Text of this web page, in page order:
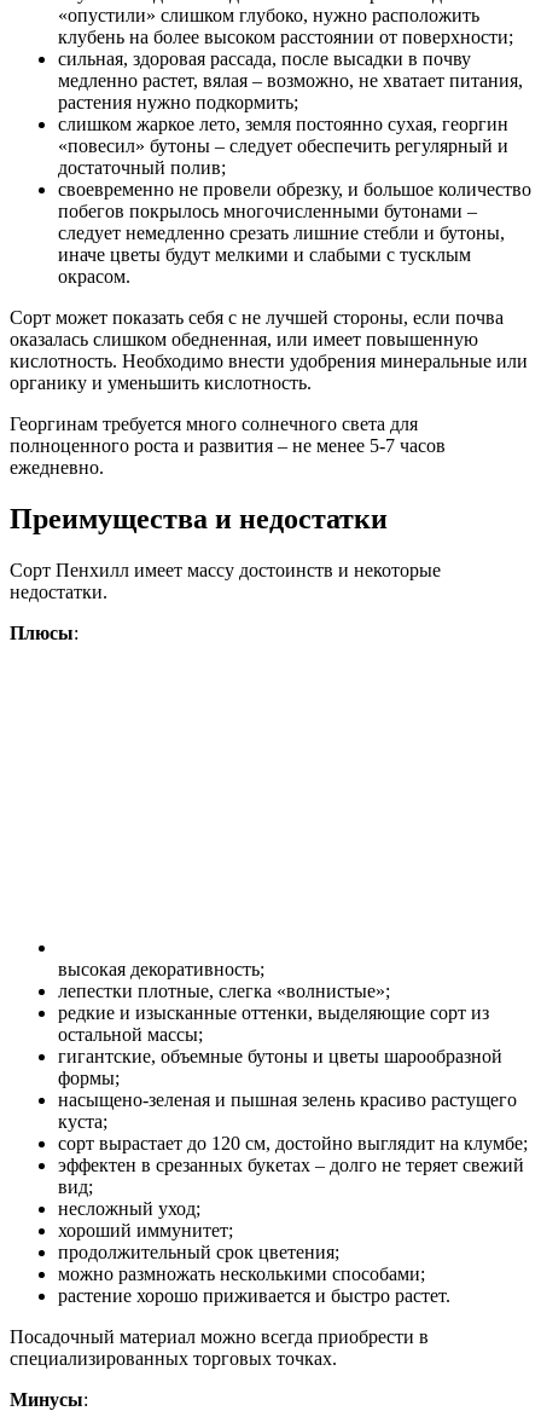
«опустили» слишком глубоко, нужно расположить
клубень на более высоком расстоянии от поверхности;
сильная, здоровая рассада, после высадки в почву
медленно растет, вялая – возможно, не хватает питания,
растения нужно подкормить;
слишком жаркое лето, земля постоянно сухая, георгин
«повесил» бутоны – следует обеспечить регулярный и
достаточный полив;
своевременно не провели обрезку, и большое количество
побегов покрылось многочисленными бутонами –
следует немедленно срезать лишние стебли и бутоны,
иначе цветы будут мелкими и слабыми с тусклым
окрасом.
Сорт может показать себя с не лучшей стороны, если почва
оказалась слишком обедненная, или имеет повышенную
кислотность. Необходимо внести удобрения минеральные или
органику и уменьшить кислотность.
Георгинам требуется много солнечного света для
полноценного роста и развития – не менее 5-7 часов
ежедневно.
Преимущества и недостатки
Сорт Пенхилл имеет массу достоинств и некоторые
недостатки.
Плюсы:
высокая декоративность;
лепестки плотные, слегка «волнистые»;
редкие и изысканные оттенки, выделяющие сорт из
остальной массы;
гигантские, объемные бутоны и цветы шарообразной
формы;
насыщено-зеленая и пышная зелень красиво растущего
куста;
сорт вырастает до 120 см, достойно выглядит на клумбе;
эффектен в срезанных букетах – долго не теряет свежий
вид;
несложный уход;
хороший иммунитет;
продолжительный срок цветения;
можно размножать несколькими способами;
растение хорошо приживается и быстро растет.
Посадочный материал можно всегда приобрести в
специализированных торговых точках.
Минусы: